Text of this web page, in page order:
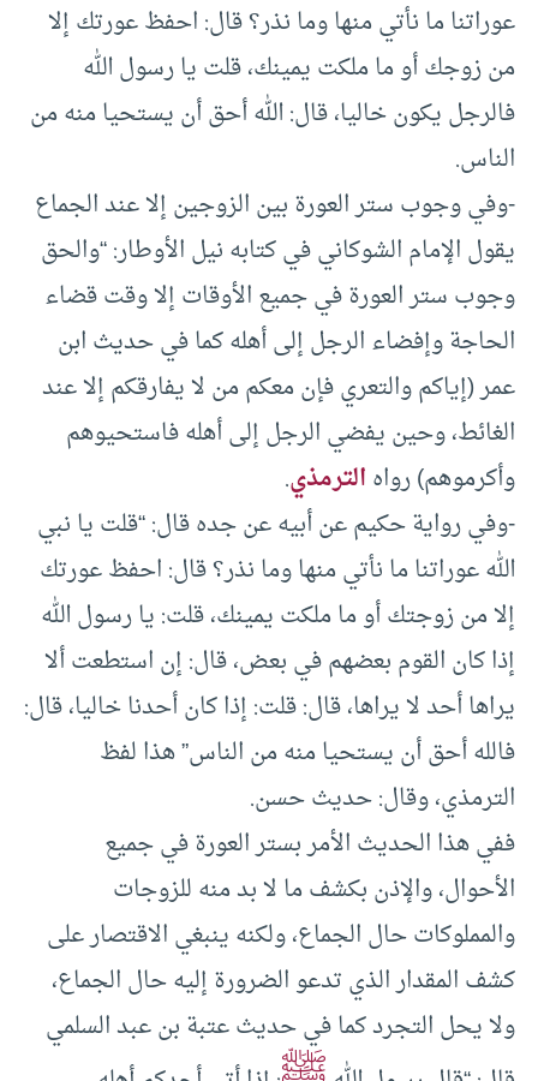
عوراتنا ما نأتي منها وما نذر؟ قال: احفظ عورتك إلا
من زوجك أو ما ملكت يمينك، قلت يا رسول الله
فالرجل يكون خاليا، قال: الله أحق أن يستحيا منه من
الناس.
-وفي وجوب ستر العورة بين الزوجين إلا عند الجماع
يقول الإمام الشوكاني في كتابه نيل الأوطار: “والحق
وجوب ستر العورة في جميع الأوقات إلا وقت قضاء
الحاجة وإفضاء الرجل إلى أهله كما في حديث ابن
عمر (إياكم والتعري فإن معكم من لا يفارقكم إلا عند
الغائط، وحين يفضي الرجل إلى أهله فاستحيوهم
وأكرموهم) رواهالترمذي.
-وفي رواية حكيم عن أبيه عن جده قال: “قلت يا نبي
الله عوراتنا ما نأتي منها وما نذر؟ قال: احفظ عورتك
إلا من زوجتك أو ما ملكت يمينك، قلت: يا رسول الله
إذا كان القوم بعضهم في بعض، قال: إن استطعت ألا
يراها أحد لا يراها، قال: قلت: إذا كان أحدنا خاليا، قال:
فالله أحق أن يستحيا منه من الناس” هذا لفظ
الترمذي، وقال: حديث حسن.
ففي هذا الحديث الأمر بستر العورة في جميع
الأحوال، والإذن بكشف ما لا بد منه للزوجات
والمملوكات حال الجماع، ولكنه ينبغي الاقتصار على
كشف المقدار الذي تدعو الضرورة إليه حال الجماع،
ولا يحل التجرد كما في حديث عتبة بن عبد السلمي